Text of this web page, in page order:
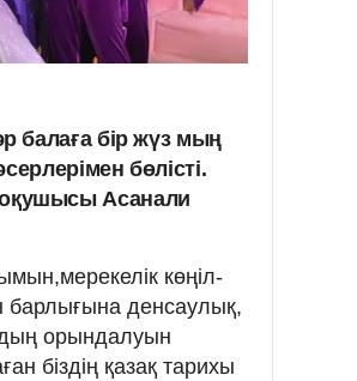
балаға бір жүз мың
бөлісті.
Асанали
көңіл-
барлығына денсаулық,
орындалуын
біздің қазақ тарихы